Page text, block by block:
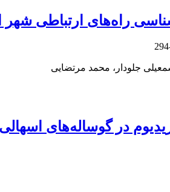
راه‌های ارتباطی
جلودار، محمد مرتضایی
‌در گوساله‌های